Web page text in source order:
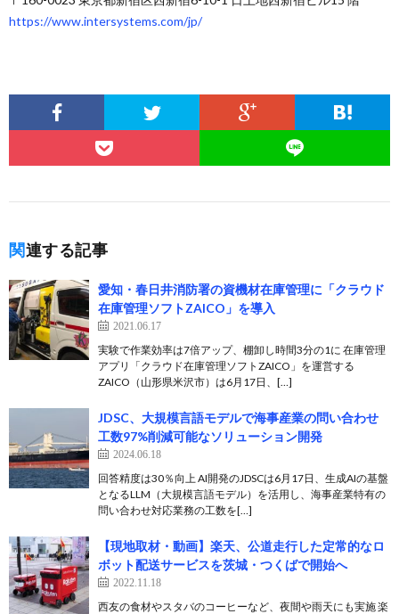
https://www.intersystems.com/jp/
関連する記事
愛知・春日井消防署の資機材在庫管理に「クラウド
在庫管理ソフトZAICO」を導入
2021.06.17
実験で作業効率は7倍アップ、棚卸し時間3分の1に 在庫管理
アプリ「クラウド在庫管理ソフトZAICO」を運営する
ZAICO（山形県米沢市）は6月17日、[…]
JDSC、大規模言語モデルで海事産業の問い合わせ
工数97%削減可能なソリューション開発
2024.06.18
回答精度は30％向上 AI開発のJDSCは6月17日、生成AIの基盤
となるLLM（大規模言語モデル）を活用し、海事産業特有の
問い合わせ対応業務の工数を[…]
【現地取材・動画】楽天、公道走行した定常的なロ
ボット配送サービスを茨城・つくばで開始へ
2022.11.18
西友の食材やスタバのコーヒーなど、夜間や雨天にも実施 楽